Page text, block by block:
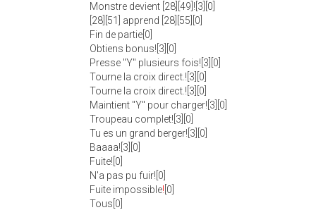
Monstre devient [28][49]![3][0]
[28][51] apprend [28][55][0]
Fin de partie[0]
Obtiens bonus![3][0]
Presse "Y" plusieurs fois![3][0]
Tourne la croix direct.![3][0]
Tourne la croix direct.![3][0]
Maintient "Y" pour charger![3][0]
Troupeau complet![3][0]
Tu es un grand berger![3][0]
Baaaa![3][0]
Fuite![0]
N'a pas pu fuir![0]
Fuite impossible! [0]
Tous[0]